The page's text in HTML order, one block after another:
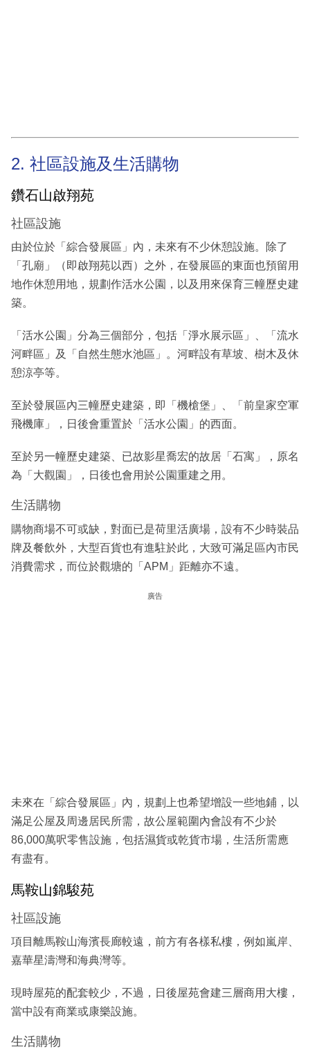
2. 社區設施及生活購物
鑽石山啟翔苑
社區設施
由於位於「綜合發展區」內，未來有不少休憩設施。除了
「孔廟」（即啟翔苑以西）之外，在發展區的東面也預留用
地作休憩用地，規劃作活水公園，以及用來保育三幢歷史建
築。
「活水公園」分為三個部分，包括「淨水展示區」、「流水
河畔區」及「自然生態水池區」。河畔設有草坡、樹木及休
憩涼亭等。
至於發展區內三幢歷史建築，即「機槍堡」、「前皇家空軍
飛機庫」，日後會重置於「活水公園」的西面。
至於另一幢歷史建築、已故影星喬宏的故居「石寓」，原名
為「大觀園」，日後也會用於公園重建之用。
生活購物
購物商場不可或缺，對面已是荷里活廣場，設有不少時裝品
牌及餐飲外，大型百貨也有進駐於此，大致可滿足區內市民
消費需求，而位於觀塘的「APM」距離亦不遠。
廣告
未來在「綜合發展區」內，規劃上也希望增設一些地鋪，以
滿足公屋及周邊居民所需，故公屋範圍內會設有不少於
86,000萬呎零售設施，包括濕貨或乾貨市場，生活所需應
有盡有。
馬鞍山錦駿苑
社區設施
項目離馬鞍山海濱長廊較遠，前方有各樣私樓，例如嵐岸、
嘉華星濤灣和海典灣等。
現時屋苑的配套較少，不過，日後屋苑會建三層商用大樓，
當中設有商業或康樂設施。
生活購物